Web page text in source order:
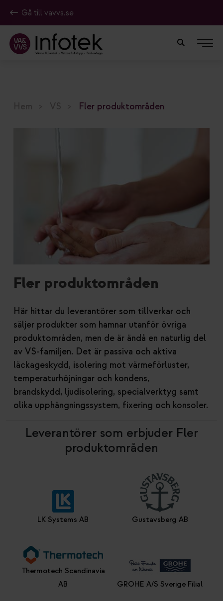
Gå till vavvs.se
Fler produktområden
Fler produktområden
Här hittar du leverantörer som tillverkar och
säljer produkter som hamnar utanför övriga
produktområden, men de är ändå en naturlig del
av VS-familjen. Det är passiva och aktiva
läckageskydd, isolering mot värmeförluster,
temperaturhöjningar och kondens,
brandskydd, ljudisolering, specialverktyg samt
olika upphängningssystem, fixering och konsoler.
Leverantörer som erbjuder Fler
produktområden
LK Systems AB Gustavsberg AB
Thermotech Scandinavia
AB
GROHE A/S Sverige Filial